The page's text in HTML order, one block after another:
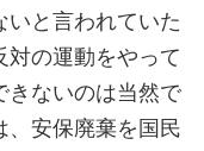
いと言われていた
対の運動をやって
きないのは当然で
、安保廃棄を国民